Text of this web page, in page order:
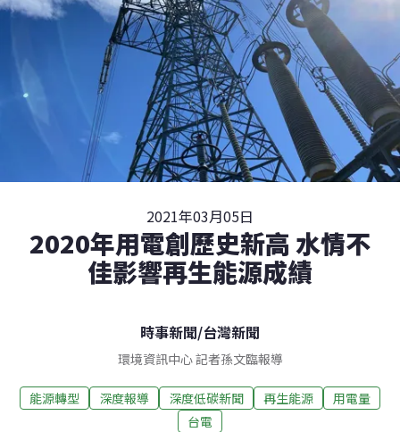
2021年03月05日
2020年用電創歷史新高 水情不
佳影響再生能源成績
時事新聞/台灣新聞
環境資訊中心 記者孫文臨報導
能源轉型 深度報導 深度低碳新聞 再生能源
用電量
台電